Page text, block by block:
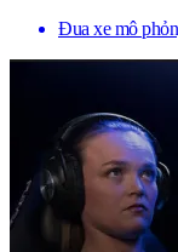
Đua xe mô